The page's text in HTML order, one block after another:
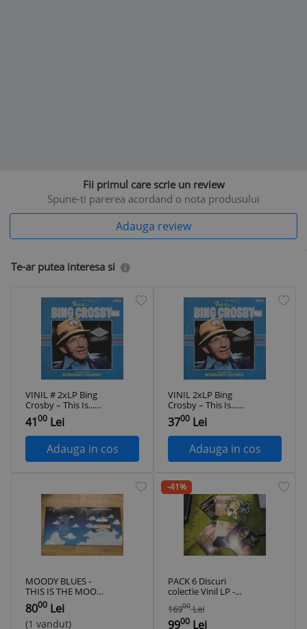
Fii primul care scrie un review
Spune-ti parerea acordand o nota produsului
Adauga review
Te-ar putea interesa si
VINIL # 2xLP Bing
Crosby ‎– This Is...
Bing Crosby (EX)
4100 Lei
Adauga in cos
VINIL 2xLP Bing
Crosby ‎– This Is...
Bing Crosby (VG+)
3700 Lei
Adauga in cos
MOODY BLUES -
THIS IS THE MOODY
BLUES (2LP,2
viniluri,
1974,THRESHOLD,UK)
8000 Lei
(1 vandut)
-41%
PACK 6 Discuri
colectie Vinil LP -
PERRY COMO (VG si
VG+)
16900 Lei
9900 Lei